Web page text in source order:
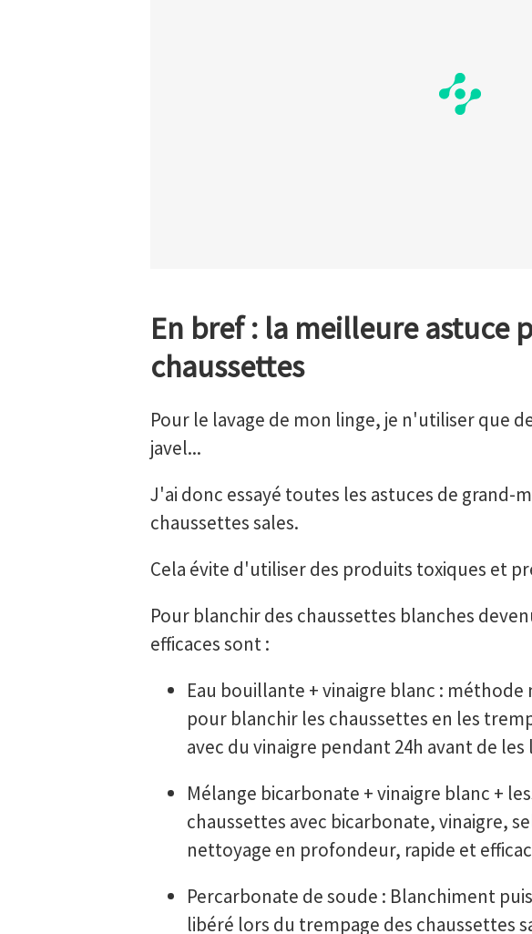
En bref : la meilleure astuce
chaussettes
Pour le lavage de mon linge, je n'utiliser que
javel...
J'ai donc essayé toutes les astuces de grand-
chaussettes sales.
Cela évite d'utiliser des produits toxiques et
Pour blanchir des chaussettes blanches
efficaces sont :
Eau bouillante + vinaigre blanc :
pour blanchir les chaussettes en les
avec du vinaigre pendant 24h avant de
Mélange bicarbonate + vinaigre blanc +
chaussettes avec bicarbonate, vinaigre,
nettoyage en profondeur, rapide et
Percarbonate de soude : Blanchiment
libéré lors du trempage des chaussettes